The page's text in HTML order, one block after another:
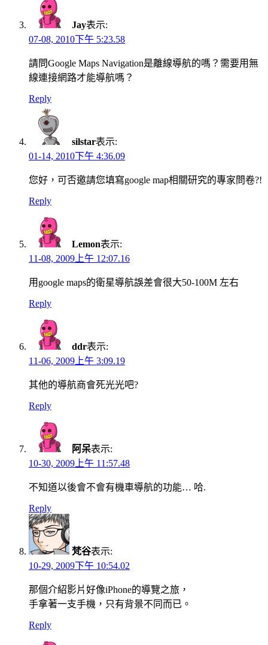
Jay表示:
07-08, 2010下午 5:23.58
請問Google Maps Navigation是離線導航的嗎？需要用無
線連接網路才能導航嗎？
Reply
silstar表示:
01-14, 2010下午 4:36.09
您好，可否邀請您填寫google map相關研究的專家問卷?!
Reply
Lemon表示:
11-08, 2009上午 12:07.16
用google maps的衛星導航誤差會很大50-100M 左右
Reply
ddr表示:
11-06, 2009上午 3:09.19
其他的導航商會死光光吧?
Reply
阿呆表示:
10-30, 2009上午 11:57.48
不知道以後會不會有機車導航的功能… 哈.
Reply
梵谷表示:
10-29, 2009下午 10:54.02
那個介紹影片好像iPhone的導覽之旅，
手拿著一支手機，只有背景不同而已。
Reply